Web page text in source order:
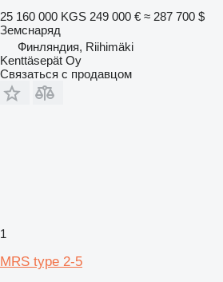
25 160 000 KGS 249 000 € ≈ 287 700 $
Земснаряд
Финляндия, Riihimäki
Kenttäsepät Oy
Связаться с продавцом
1
MRS type 2-5